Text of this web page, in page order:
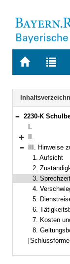
Zur
Zur
Bereich
2230-K Schulberatung in Bayern
I.
Bereich erweitern
II.
Bereich
III. Hinweise
1. Aufsicht
2.
3.
4.
5.
6.
7. Kosten
8.